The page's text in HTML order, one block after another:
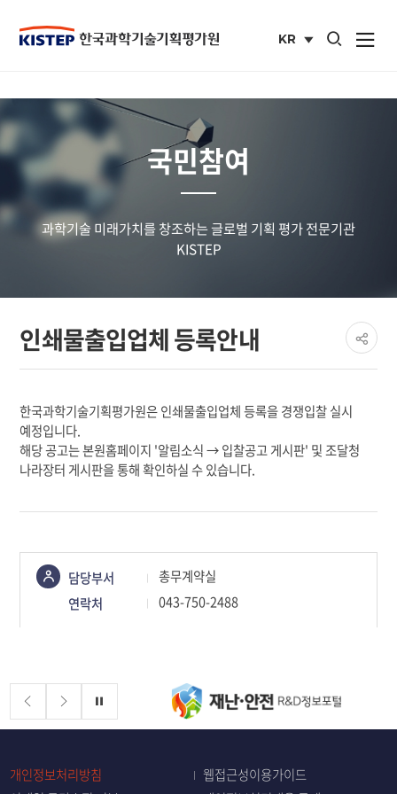
KR
통합검색 열기
사이트맵
국민참여
과학기술 미래가치를 창조하는 글로벌 기획 평가 전문기관
KISTEP
인쇄물출입업체 등록안내
페이지
공유
share
한국과학기술기획평가원은 인쇄물출입업체 등록을 경쟁입찰 실시
예정입니다.
해당 공고는 본원홈페이지 '알림소식 → 입찰공고 게시판' 및 조달청
나라장터 게시판을 통해 확인하실 수 있습니다.
콘텐츠
정보책임자
담당부서
총무계약실
연락처
043-750-2488
배너존
개인정보처리방침
웹접근성이용가이드